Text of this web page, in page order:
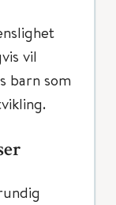
vil
barn som